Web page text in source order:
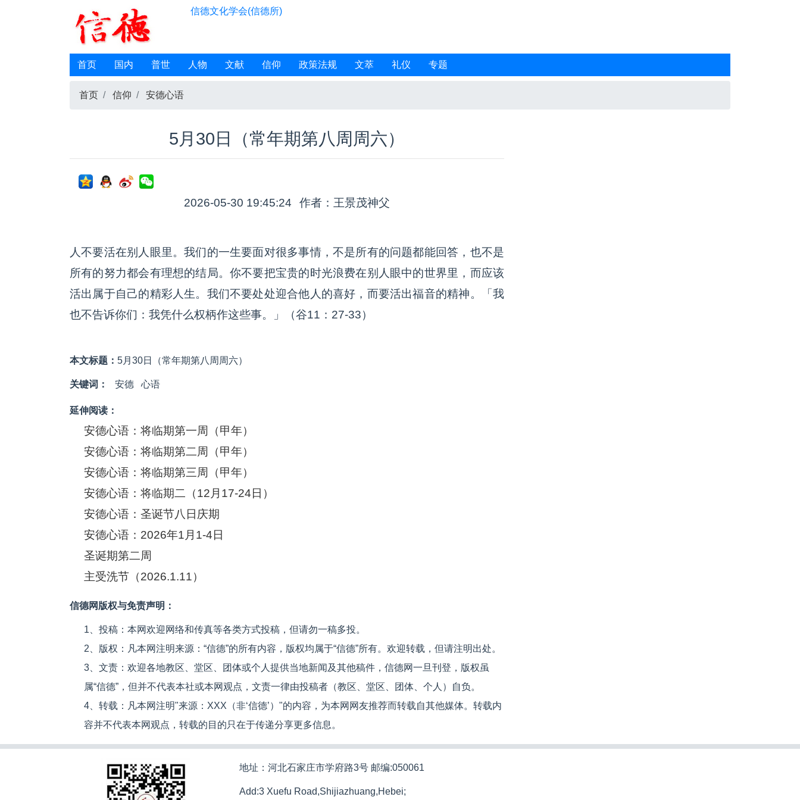
信德文化学会(信德所)
首页 国内 普世 人物 文献 信仰 政策法规 文萃 礼仪 专题
首页 信仰 安德心语
5月30日（常年期第八周周六）
2026-05-30 19:45:24 作者：王景茂神父
人不要活在别人眼里。我们的一生要面对很多事情，不是所有的问题都能回答，也不是
所有的努力都会有理想的结局。你不要把宝贵的时光浪费在别人眼中的世界里，而应该
活出属于自己的精彩人生。我们不要处处迎合他人的喜好，而要活出福音的精神。「我
也不告诉你们：我凭什么权柄作这些事。」（谷11：27-33）
本文标题： 5月30日（常年期第八周周六）
关键词： 安德 心语
延伸阅读：
安德心语：将临期第一周（甲年）
安德心语：将临期第二周（甲年）
安德心语：将临期第三周（甲年）
安德心语：将临期二（12月17-24日）
安德心语：圣诞节八日庆期
安德心语：2026年1月1-4日
圣诞期第二周
主受洗节（2026.1.11）
信德网版权与免责声明：
1、投稿：本网欢迎网络和传真等各类方式投稿，但请勿一稿多投。
2、版权：凡本网注明来源：“信德”的所有内容，版权均属于“信德”所有。欢迎转载，但请注明出处。
3、文责：欢迎各地教区、堂区、团体或个人提供当地新闻及其他稿件，信德网一旦刊登，版权虽
属“信德”，但并不代表本社或本网观点，文责一律由投稿者（教区、堂区、团体、个人）自负。
4、转载：凡本网注明"来源：XXX（非‘信德’）"的内容，为本网网友推荐而转载自其他媒体。转载内
容并不代表本网观点，转载的目的只在于传递分享更多信息。
地址：河北石家庄市学府路3号 邮编:050061
Add:3 Xuefu Road,Shijiazhuang,Hebei;